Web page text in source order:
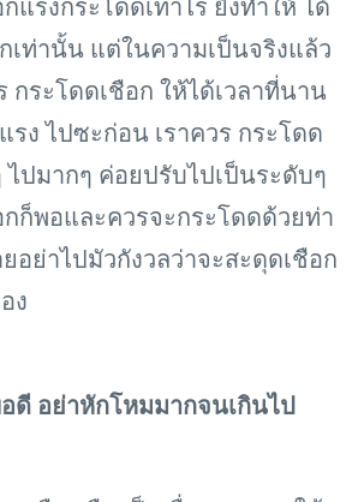
แรงกระโดดเท่าไร ยิ่งทำให้ ได้
เท่านั้น แต่ในความเป็นจริงแล้ว
ระโดดเชือก ให้ได้เวลาที่นาน
ง ไปซะก่อน เราควร กระโดด
ปมากๆ ค่อยปรับไปเป็นระดับๆ
ก็พอและควรจะกระโดดด้วยท่า
อย่าไปมัวกังวลว่าจะสะดุดเชือก
ง
ดี อย่าหักโหมมากจนเกินไป